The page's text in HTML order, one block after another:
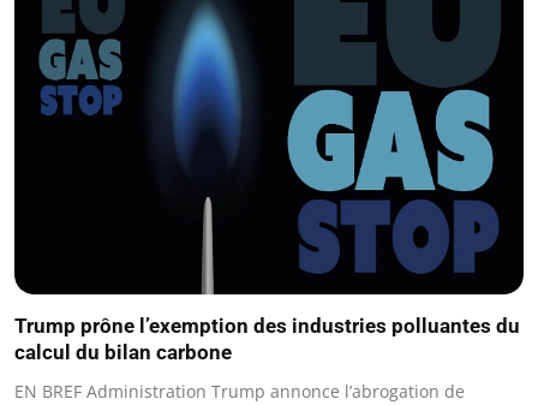
Trump prône l’exemption des industries polluantes du
calcul du bilan carbone
EN BREF Administration Trump annonce l’abrogation de